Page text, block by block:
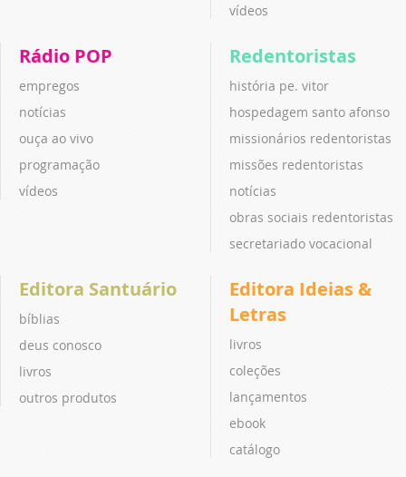
vídeos
Rádio POP
empregos
notícias
ouça ao vivo
programação
vídeos
Redentoristas
história pe. vitor
hospedagem santo afonso
missionários redentoristas
missões redentoristas
notícias
obras sociais redentoristas
secretariado vocacional
Editora Santuário
bíblias
deus conosco
livros
outros produtos
Editora Ideias &
Letras
livros
coleções
lançamentos
ebook
catálogo